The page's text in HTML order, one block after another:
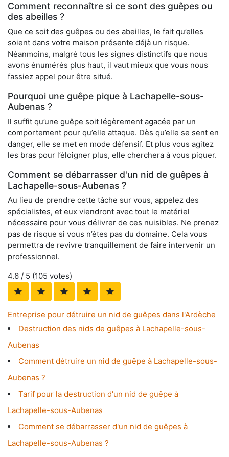
Comment reconnaître si ce sont des guêpes ou
des abeilles ?
Que ce soit des guêpes ou des abeilles, le fait qu’elles
soient dans votre maison présente déjà un risque.
Néanmoins, malgré tous les signes distinctifs que nous
avons énumérés plus haut, il vaut mieux que vous nous
fassiez appel pour être situé.
Pourquoi une guêpe pique à Lachapelle-sous-
Aubenas ?
Il suffit qu’une guêpe soit légèrement agacée par un
comportement pour qu’elle attaque. Dès qu’elle se sent en
danger, elle se met en mode défensif. Et plus vous agitez
les bras pour l’éloigner plus, elle cherchera à vous piquer.
Comment se débarrasser d'un nid de guêpes à
Lachapelle-sous-Aubenas ?
Au lieu de prendre cette tâche sur vous, appelez des
spécialistes, et eux viendront avec tout le matériel
nécessaire pour vous délivrer de ces nuisibles. Ne prenez
pas de risque si vous n’êtes pas du domaine. Cela vous
permettra de revivre tranquillement de faire intervenir un
professionnel.
4.6 / 5 (105 votes)
Entreprise pour détruire un nid de guêpes dans l'Ardèche
Destruction des nids de guêpes à Lachapelle-sous-
Aubenas
Comment détruire un nid de guêpe à Lachapelle-sous-
Aubenas ?
Tarif pour la destruction d'un nid de guêpe à
Lachapelle-sous-Aubenas
Comment se débarrasser d'un nid de guêpes à
Lachapelle-sous-Aubenas ?